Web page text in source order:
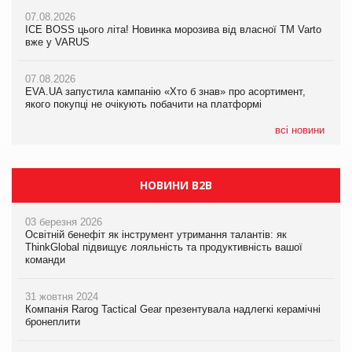
07.08.2026
ICE BOSS цього літа! Новинка морозива від власної ТМ Varto
вже у VARUS
07.08.2026
EVA.UA запустила кампанію «Хто б знав» про асортимент,
якого покупці не очікують побачити на платформі
всі новини
07.08.2026
ICE BOSS цього літа! Новинка морозива від власної ТМ Varto
вже у VARUS
07.08.2026
EVA.UA запустила кампанію «Хто б знав» про асортимент,
якого покупці не очікують побачити на платформі
Продажі Hugo Boss впали на 9%
НОВИНИ B2B
03 березня 2026
Освітній бенефіт як інструмент утримання талантів: як
ThinkGlobal підвищує лояльність та продуктивність вашої
команди
31 жовтня 2024
Компанія Rarog Tactical Gear презентувала надлегкі керамічні
бронеплити